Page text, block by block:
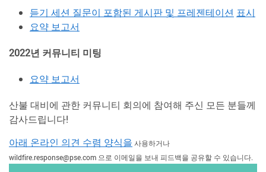
듣기 세션 질문이 포함된 게시판 및 프레젠테이션 표시
요약 보고서
2022년 커뮤니티 미팅
요약 보고서
산불 대비에 관한 커뮤니티 회의에 참여해 주신 모든 분들께
감사드립니다!
아래 온라인 의견 수렴 양식을 사용하거나
wildfire.response@pse.com 으로 이메일을 보내 피드백을 공유할 수 있습니다.